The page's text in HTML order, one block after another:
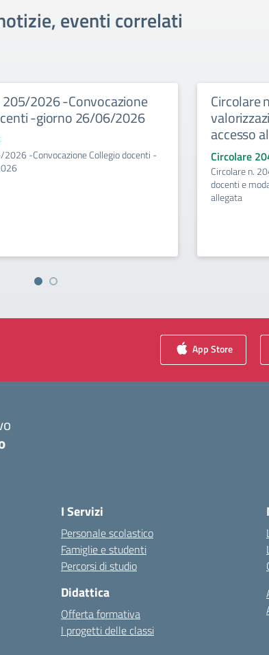
eventi correlati
205/2026 -Convocazione
-giorno 26/06/2026
2026 -Convocazione Collegio docenti -
Circolare
accesso
Circolare
Circolare n.
docenti e
allegata
App Store
I Servizi
Personale scolastico
Famiglie e studenti
Percorsi di studio
Didattica
Offerta formativa
I progetti delle classi